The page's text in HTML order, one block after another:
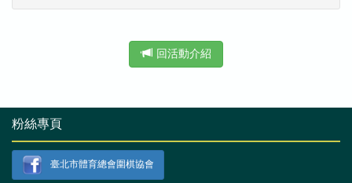
回活動介紹
粉絲專頁
臺北市體育總會圍棋協會